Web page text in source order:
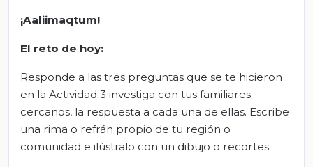
¡Aaliimaqtum!
El reto de hoy:
Responde a las tres preguntas que se te hicieron
en la Actividad 3 investiga con tus familiares
cercanos, la respuesta a cada una de ellas. Escribe
una rima o refrán propio de tu región o
comunidad e ilústralo con un dibujo o recortes.